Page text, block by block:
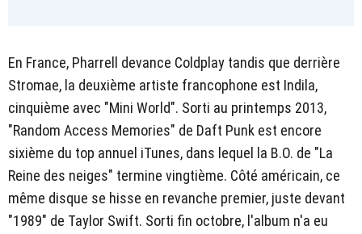
En France, Pharrell devance Coldplay tandis que derrière
Stromae, la deuxième artiste francophone est Indila,
cinquième avec "Mini World". Sorti au printemps 2013,
"Random Access Memories" de Daft Punk est encore
sixième du top annuel iTunes, dans lequel la B.O. de "La
Reine des neiges" termine vingtième. Côté américain, ce
même disque se hisse en revanche premier, juste devant
"1989" de Taylor Swift. Sorti fin octobre, l'album n'a eu